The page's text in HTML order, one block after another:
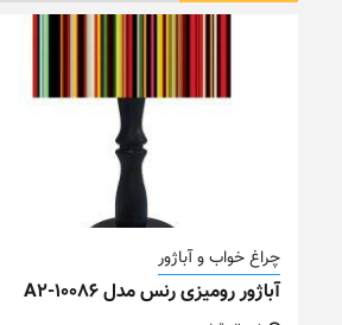
چراغ خواب و آباژور
آباژور رومیزی رنس مدل A2-10086